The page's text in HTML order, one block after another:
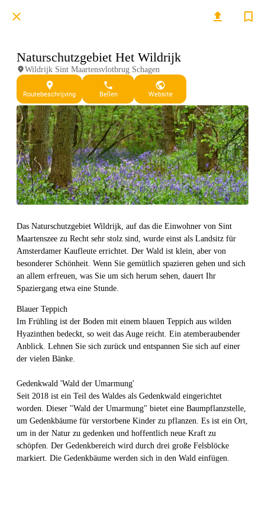
Naturschutzgebiet Het Wildrijk
Wildrijk Sint Maartensvlotbrug Schagen
Routebeschrijving Bellen Website
Das Naturschutzgebiet Wildrijk, auf das die Einwohner von Sint
Maartenszee zu Recht sehr stolz sind, wurde einst als Landsitz für
Amsterdamer Kaufleute errichtet. Der Wald ist klein, aber von
besonderer Schönheit. Wenn Sie gemütlich spazieren gehen und sich
an allem erfreuen, was Sie um sich herum sehen, dauert Ihr
Spaziergang etwa eine Stunde.
Blauer Teppich
Im Frühling ist der Boden mit einem blauen Teppich aus wilden
Hyazinthen bedeckt, so weit das Auge reicht. Ein atemberaubender
Anblick. Lehnen Sie sich zurück und entspannen Sie sich auf einer
der vielen Bänke.
Gedenkwald 'Wald der Umarmung'
Seit 2018 ist ein Teil des Waldes als Gedenkwald eingerichtet
worden. Dieser "Wald der Umarmung" bietet eine Baumpflanzstelle,
um Gedenkbäume für verstorbene Kinder zu pflanzen. Es ist ein Ort,
um in der Natur zu gedenken und hoffentlich neue Kraft zu
schöpfen. Der Gedenkbereich wird durch drei große Felsblöcke
markiert. Die Gedenkbäume werden sich in den Wald einfügen.